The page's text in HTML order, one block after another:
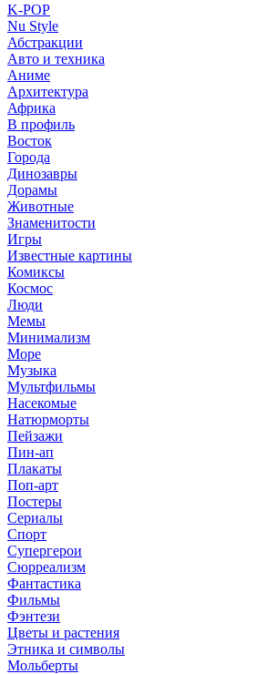
K-POP
Nu Style
Абстракции
Авто и техника
Аниме
Архитектура
Африка
В профиль
Восток
Города
Динозавры
Дорамы
Животные
Знаменитости
Игры
Известные картины
Комиксы
Космос
Люди
Мемы
Минимализм
Море
Музыка
Мультфильмы
Насекомые
Натюрморты
Пейзажи
Пин-ап
Плакаты
Поп-арт
Постеры
Сериалы
Спорт
Супергерои
Сюрреализм
Фантастика
Фильмы
Фэнтези
Цветы и растения
Этника и символы
Мольберты